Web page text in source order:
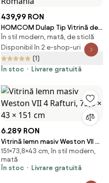
439,99 RON
HOMCOM Dulap Tip Vitrină de
Expoziție cu Rafturi Reglabile,
Montată pe Perete, Negru |
Aosom Romania
În stil modern, mată, de sticlă
Disponibil în 2 e-shop-uri
(1)
În stoc
Livrare gratuită
6.289 RON
Vitrină lemn masiv Weston VII 4
Rafturi, 73,8 × 43 × 151 cm
151×73,8×43 cm, în stil modern,
mată
În stoc
Livrare gratuită